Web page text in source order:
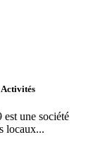
Activités
est une société
locaux...